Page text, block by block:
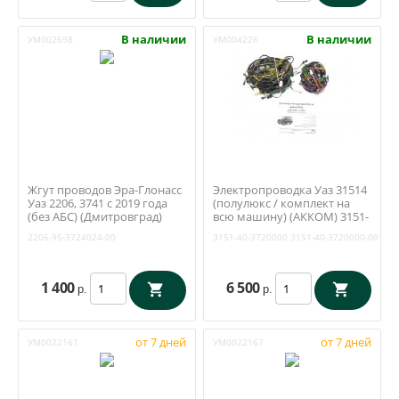
УМ002698 В наличии
Жгут проводов Эра-Глонасс
Уаз 2206, 3741 с 2019 года
(без АБС) (Дмитровград)
2206-95-3724024-00
1 400 р.
УМ004226 В наличии
Электропроводка Уаз 31514
(полулюкс / комплект на
всю машину) (АККОМ) 3151-
3151-40-3720000 3151-40-3720000-00
6 500 р.
УМ0022161 от 7 дней УМ0022167 от 7 дней